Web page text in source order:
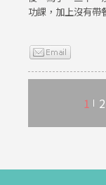
功課，加上沒有帶
1 2